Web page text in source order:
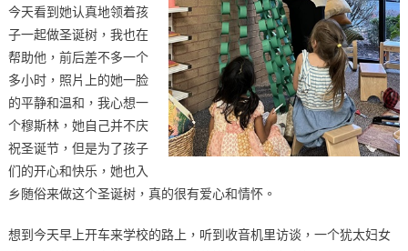
今天看到她认真地领着孩
子一起做圣诞树，我也在
帮助他，前后差不多一个
多小时，照片上的她一脸
的平静和温和，我心想一
个穆斯林，她自己并不庆
祝圣诞节，但是为了孩子
们的开心和快乐，她也入
乡随俗来做这个圣诞树，真的很有爱心和情怀。
想到今天早上开车来学校的路上，听到收音机里访谈，一个犹太妇女